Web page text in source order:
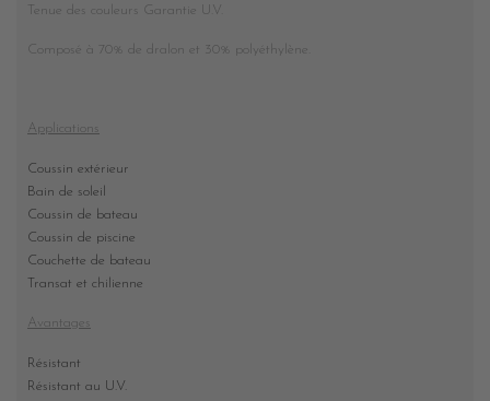
enue des couleurs Garantie U.V.
Composé à 70% de dralon et 30% polyéthylène.
Applications
Coussin extérieur
Bain de soleil
Coussin de bateau
Coussin de piscine
Couchette de bateau
Transat et chilienne
Avantages
Résistant
Résistant au U.V.